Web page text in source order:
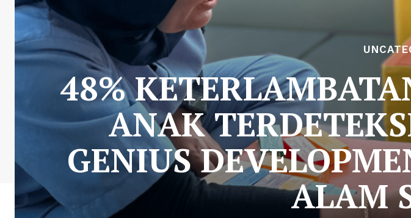
48%
ANAK
GENIUS
ALAM